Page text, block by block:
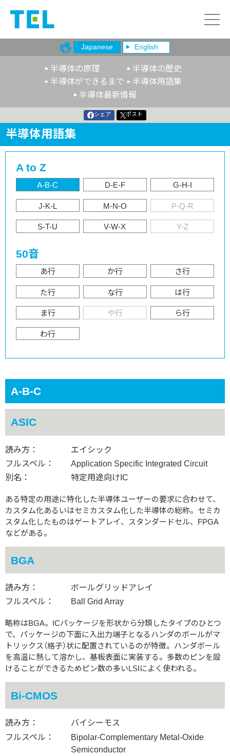
Japanese English
半導体の原理
半導体の歴史
半導体ができるまで
半導体用語集
半導体最新情報
シェア ポスト
半導体用語集
A to Z
A-B-C D-E-F G-H-I
J-K-L M-N-O P-Q-R
S-T-U V-W-X Y-Z
50音
あ行 か行 さ行
た行 な行 は行
ま行 や行 ら行
わ行
A-B-C
ASIC
読み方：
エイシック
フルスペル：
Application Specific Integrated Circuit
別名：
特定用途向けIC
ある特定の用途に特化した半導体ユーザーの要求に合わせて、
カスタム化あるいはセミカスタム化した半導体の総称。セミカ
スタム化したものはゲートアレイ、スタンダードセル、FPGA
などがある。
BGA
読み方：
ボールグリッドアレイ
フルスペル：
Ball Grid Array
略称はBGA。ICパッケージを形状から分類したタイプのひとつ
で、パッケージの下面に入出力端子となるハンダのボールがマ
トリックス（格子）状に配置されているのが特徴。ハンダボール
を高温に熱して溶かし、基板表面に実装する。多数のピンを設
けることができるためピン数の多いLSIによく使われる。
Bi-CMOS
読み方：
バイシーモス
フルスペル：
Bipolar-Complementary Metal-Oxide
Semiconductor